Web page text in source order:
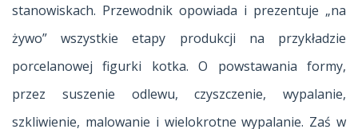
stanowiskach. Przewodnik opowiada i prezentuje „na
żywo” wszystkie etapy produkcji na przykładzie
porcelanowej figurki kotka. O powstawania formy,
przez suszenie odlewu, czyszczenie, wypalanie,
szkliwienie, malowanie i wielokrotne wypalanie. Zaś w